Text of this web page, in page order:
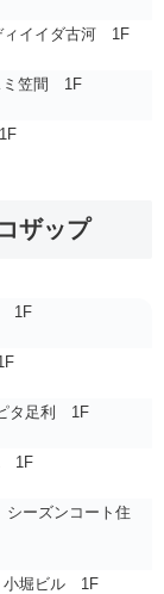
ィイイダ古河 1F
ミ笠間 1F
ザップ
1F
タ足利 1F
1F
ーズンコート住
小堀ビル 1F